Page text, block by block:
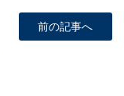
前の記事へ